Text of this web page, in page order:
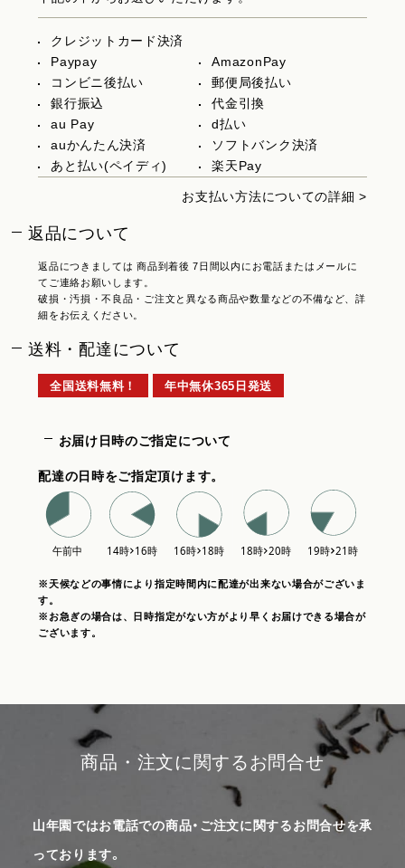
クレジットカード決済
Paypay
AmazonPay
コンビニ後払い
郵便局後払い
銀行振込
代金引換
au Pay
d払い
auかんたん決済
ソフトバンク決済
あと払い(ペイディ)
楽天Pay
お支払い方法についての詳細 >
返品について
返品につきましては 商品到着後 7日間以内にお電話またはメールに
てご連絡お願いします。
破損・汚損・不良品・ご注文と異なる商品や数量などの不備など、詳
細をお伝えください。
送料・配達について
全国送料無料！ 年中無休365日発送
お届け日時のご指定について
配達の日時をご指定頂けます。
※天候などの事情により指定時間内に配達が出来ない場合がございま
す。
※お急ぎの場合は、日時指定がない方がより早くお届けできる場合が
ございます。
商品・注文に関するお問合せ
山年園ではお電話での商品・ご注文に関するお問合せを承
っております。